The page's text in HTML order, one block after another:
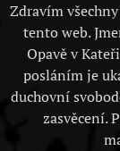
Zdravím
tento web.
Opavě v
posláním je
duchovní
zasvěcení.